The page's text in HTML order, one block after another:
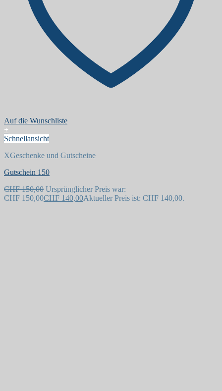
Auf die Wunschliste
+
Schnellansicht
XGeschenke und Gutscheine
Gutschein 150
CHF150,00 Ursprünglicher Preis war:
CHF 150,00CHF 140,00Aktueller Preis ist: CHF 140,00.